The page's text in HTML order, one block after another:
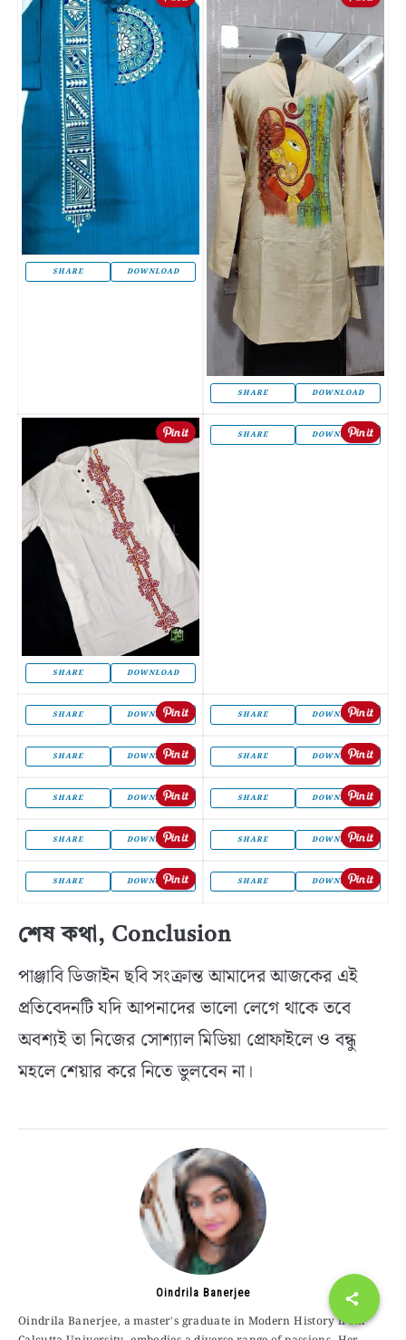
SHARE DOWNLOAD
SHARE DOWNLOAD
SHARE DOWNLOAD
SHARE DOWNLOAD
SHARE DOWNLOAD SHARE DOWNLOAD
SHARE DOWNLOAD SHARE DOWNLOAD
SHARE DOWNLOAD SHARE DOWNLOAD
SHARE DOWNLOAD SHARE DOWNLOAD
SHARE DOWNLOAD SHARE DOWNLOAD
শেষ কথা, Conclusion
পাঞ্জাবি ডিজাইন ছবি সংক্রান্ত আমাদের আজকের এই
প্রতিবেদনটি যদি আপনাদের ভালো লেগে থাকে তবে
অবশ্যই তা নিজের সোশ্যাল মিডিয়া প্রোফাইলে ও বন্ধু
মহলে শেয়ার করে নিতে ভুলবেন না।
Oindrila Banerjee
Oindrila Banerjee, a master's graduate in Modern History from